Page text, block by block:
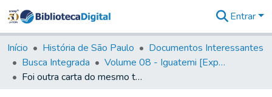
&
Coleções
Tudo na
Biblioteca
Entrar
Início História de São Paulo
Documentos Interessantes
Busca Integrada
Volume 08 - Iguatemi [Expedições para proteção e sustento]
Foi outra carta do mesmo teor da que fica a folha 160 para o Capitão da freguesia de Nasareth, Marcelo Pires de Morais, na qual carta foi a lista seguinte